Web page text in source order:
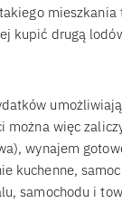
kupić drugą
można więc
wynajem
kuchenne,
samochodu i